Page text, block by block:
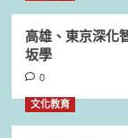
高雄、東京深化
坂學
0
文化教育